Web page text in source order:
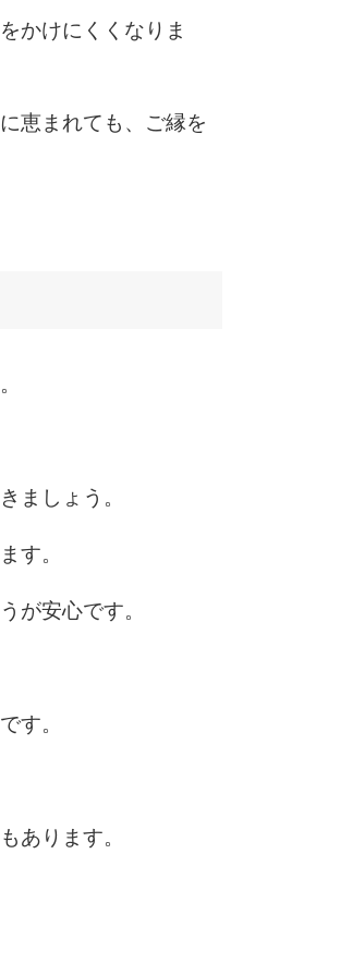
かけにくくなりま
恵まれても、ご縁を
ましょう。
す。
が安心です。
す。
あります。